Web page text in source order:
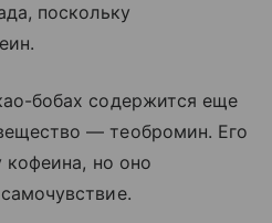
поскольку
бобах содержится еще
— теобромин. Его
кофеина, но оно